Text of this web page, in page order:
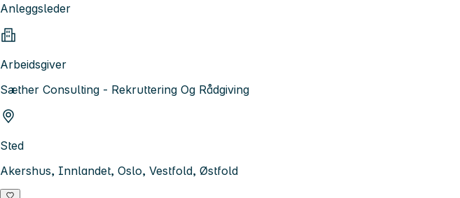
Anleggsleder
Arbeidsgiver
Sæther Consulting - Rekruttering Og Rådgiving
Sted
Akershus, Innlandet, Oslo, Vestfold, Østfold